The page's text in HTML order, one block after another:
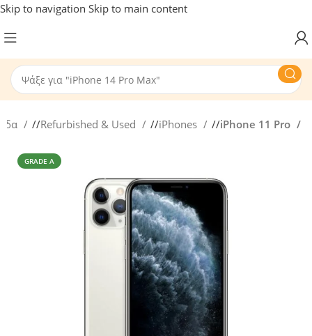
Skip to navigation Skip to main content
/ Refurbished & Used / iPhones / iPhone 11 Pro
GRADE A